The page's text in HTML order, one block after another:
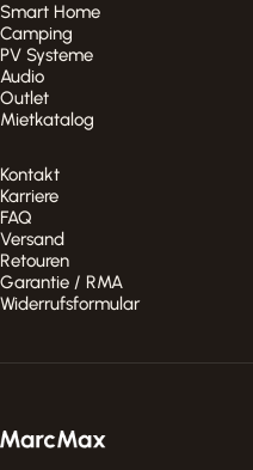
Smart Home
Camping
PV Systeme
Audio
Outlet
Mietkatalog
Kontakt
Karriere
FAQ
Versand
Retouren
Garantie / RMA
Widerrufsformular
MarcMax Shop